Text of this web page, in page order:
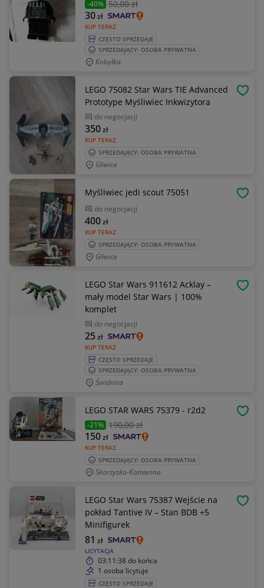
-40% 50,00 zł
KUP TERAZ
30zł
CZĘSTO SPRZEDAJE
SPRZEDAJĄCY: OSOBA PRYWATNA
Kobyłka
LEGO 75082 Star Wars TIE Advanced
Prototype Myśliwiec Inkwizytora
do negocjacji
KUP TERAZ
350zł
SPRZEDAJĄCY: OSOBA PRYWATNA
Gliwice
Myśliwiec jedi scout 75051
do negocjacji
KUP TERAZ
400zł
SPRZEDAJĄCY: OSOBA PRYWATNA
Gliwice
LEGO Star Wars 911612 Acklay –
mały model Star Wars | 100%
komplet
do negocjacji
KUP TERAZ
25zł
CZĘSTO SPRZEDAJE
SPRZEDAJĄCY: OSOBA PRYWATNA
Świdnica
LEGO STAR WARS 75379 - r2d2
-21% 190,00 zł
KUP TERAZ
150zł
SPRZEDAJĄCY: OSOBA PRYWATNA
Skarżysko-Kamienna
LEGO Star Wars 75387 Wejście na
pokład Tantive IV – Stan BDB +5
Minifigurek
LICYTACJA
81 zł
03:11:38 do końca
1 osoba licytuje
CZĘSTO SPRZEDAJE